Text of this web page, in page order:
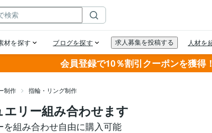
会員登録で10％割引クーポンを獲得！
制作 指輪・リング制作
リー組み合わせます
組み合わせ自由に購入可能